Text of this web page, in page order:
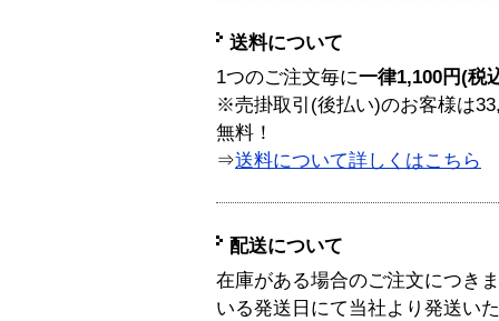
送料について
1つのご注文毎に一律1,100円(税
※売掛取引(後払い)のお客様は
無料！
⇒送料について詳しくはこちら
配送について
在庫がある場合のご注文につき
いる発送日にて当社より発送い